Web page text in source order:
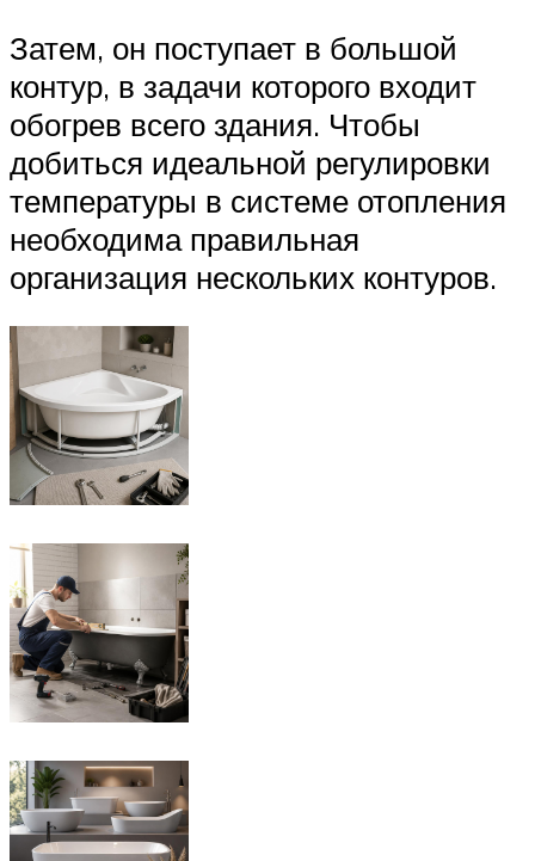
Затем, он поступает в большой
контур, в задачи которого входит
обогрев всего здания. Чтобы
добиться идеальной регулировки
температуры в системе отопления
необходима правильная
организация нескольких контуров.